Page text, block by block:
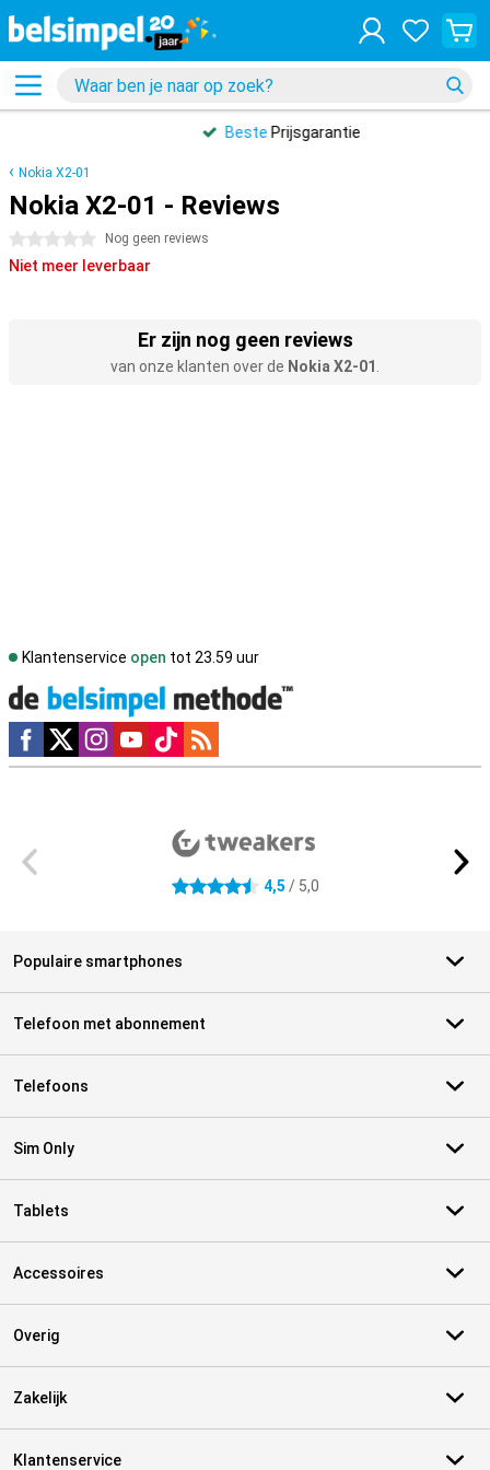
BestePrijsgarantie
Nokia X2-01
Nokia X2-01 - Reviews
0 sterren Nog geen reviews
Niet meer leverbaar
Er zijn nog geen reviews
van onze klanten over de Nokia X2-01
Klantenservice open tot 23.59 uur
Social media
4.5 sterren 4,5 / 5,0
Populaire smartphones
Telefoon met abonnement
Telefoons
Sim Only
Tablets
Accessoires
Overig
Zakelijk
Klantenservice